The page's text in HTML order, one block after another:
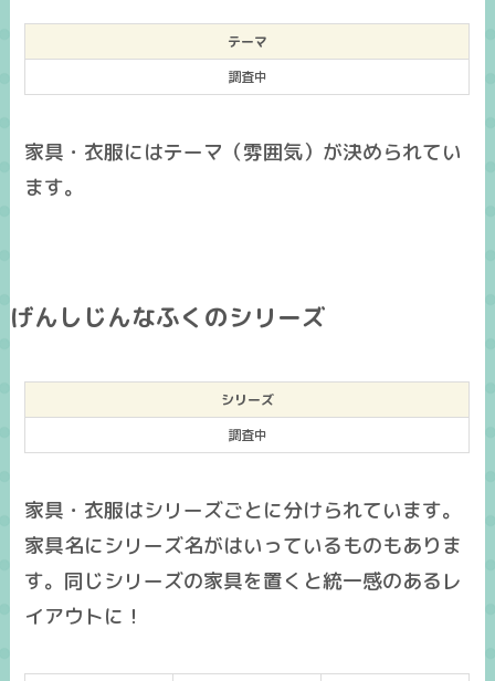
テーマ
調査中
家具・衣服にはテーマ（雰囲気）が決められてい
ます。
げんしじんなふくのシリーズ
シリーズ
調査中
家具・衣服はシリーズごとに分けられています。
家具名にシリーズ名がはいっているものもありま
す。同じシリーズの家具を置くと統一感のあるレ
イアウトに！